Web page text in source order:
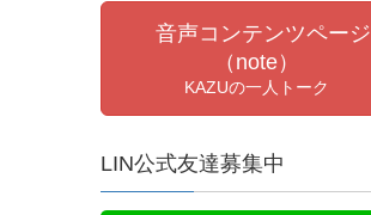
音声コンテンツページ
（note）
KAZUの一人トーク
LIN公式友達募集中